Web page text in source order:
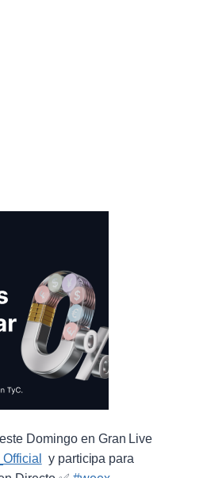
Domingo en Gran Live
⁩ y participa para